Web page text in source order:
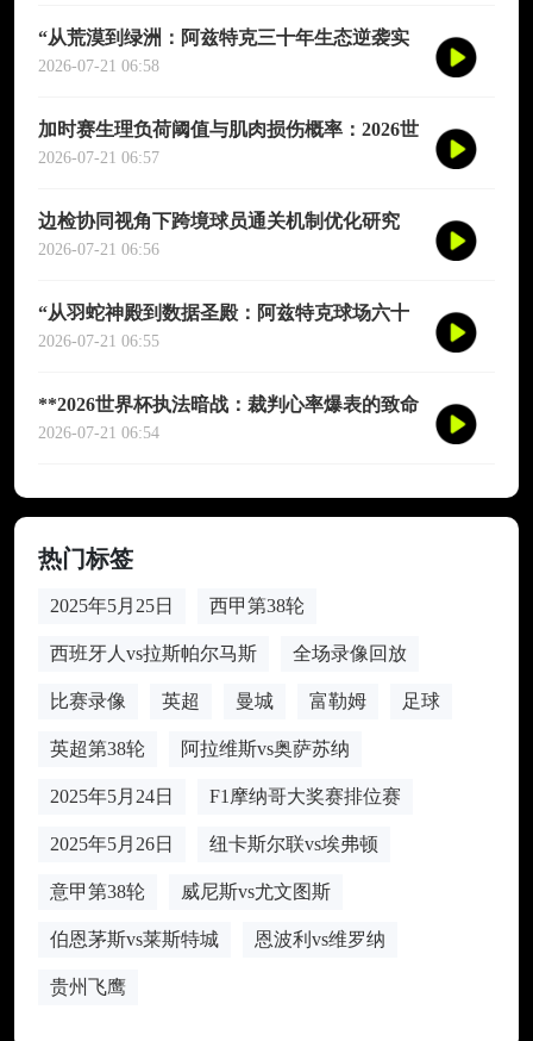
“从荒漠到绿洲：阿兹特克三十年生态逆袭实
录”
2026-07-21 06:58
加时赛生理负荷阈值与肌肉损伤概率：2026世
界杯多维度预测模型
2026-07-21 06:57
边检协同视角下跨境球员通关机制优化研究
——以2026年联合世界杯为场景
2026-07-21 06:56
“从羽蛇神殿到数据圣殿：阿兹特克球场六十
年世界杯的文明跃迁”
2026-07-21 06:55
**2026世界杯执法暗战：裁判心率爆表的致命
90分钟**
2026-07-21 06:54
热门标签
2025年5月25日 西甲第38轮
西班牙人vs拉斯帕尔马斯 全场录像回放
比赛录像 英超 曼城 富勒姆 足球
英超第38轮 阿拉维斯vs奥萨苏纳
2025年5月24日 F1摩纳哥大奖赛排位赛
2025年5月26日 纽卡斯尔联vs埃弗顿
意甲第38轮 威尼斯vs尤文图斯
伯恩茅斯vs莱斯特城 恩波利vs维罗纳
贵州飞鹰